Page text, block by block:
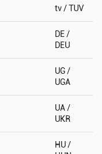
tv / TUV
DE /
DEU
UG /
UGA
UA /
UKR
HU /